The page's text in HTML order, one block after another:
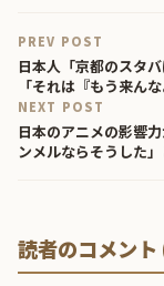
PREV POST
日本人「京都のスタ
「それは『もう来ん
NEXT POST
日本のアニメの影響
ンメルならそうした
読者のコメン